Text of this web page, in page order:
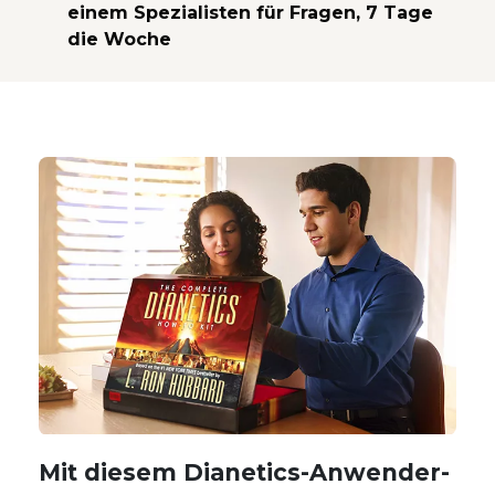
einem Spezialisten für Fragen, 7 Tage
die Woche
Mit diesem Dianetics-Anwender-